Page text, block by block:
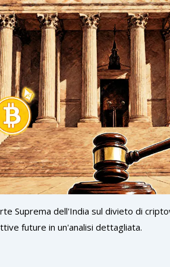
Suprema dell'India sul divieto di
future in un'analisi dettagliata.